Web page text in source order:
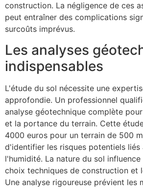
construction. La négligence de ces
peut entraîner des complications
surcoûts imprévus.
Les analyses
indispensables
L'étude du sol nécessite une
approfondie. Un professionnel
analyse géotechnique complète
et la portance du terrain. Cette
4000 euros pour un terrain de 500
d'identifier les risques potentiels
l'humidité. La nature du sol
choix techniques de construction et
Une analyse rigoureuse prévient les